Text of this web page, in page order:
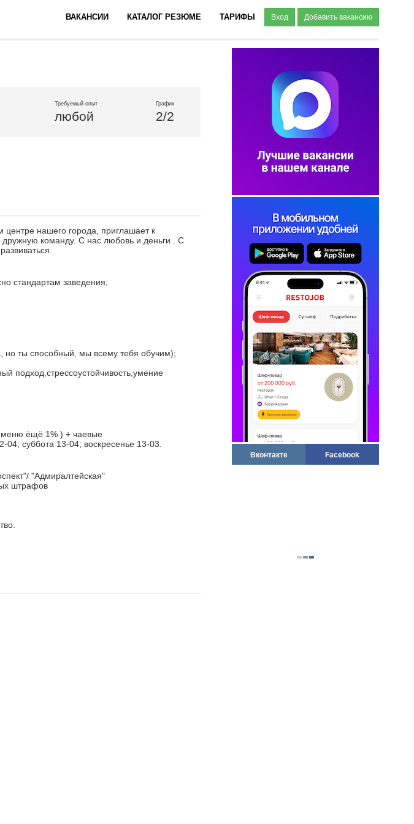
ВАКАНСИИ КАТАЛОГ РЕЗЮМЕ ТАРИФЫ Вход Добавить вакансию
Вконтакте Facebook
Требуемый опыт
любой
График
2/2
центре нашего города, приглашает к
команду. С нас любовь и деньги . С
стандартам заведения;
но ты способный, мы всему тебя обучим);
подход,стрессоустойчивость,умение
меню ëщë 1% ) + чаевые
суббота 13-04; воскресенье 13-03.
"Адмиралтейская"
штрафов